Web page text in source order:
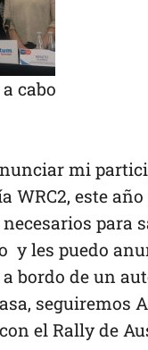
cabo
mi
WRC2, este
para
y les puedo
bordo de un
seguiremos
el Rally de